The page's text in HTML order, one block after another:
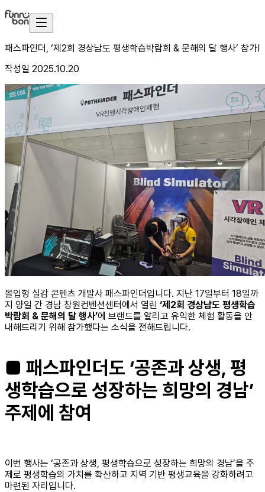
패스파인더, ‘제2회 경상남도 평생학습박람회 & 문해의 달 행사’ 참가!
작성일 2025.10.20
몰입형 실감 콘텐츠 개발사 패스파인더입니다. 지난 17일부터 18일까
지 양일 간 경남 창원컨벤션센터에서 열린 ‘제2회 경상남도 평생학습
박람회 & 문해의 달 행사’에 브랜드를 알리고 유익한 체험 활동을 안
내해드리기 위해 참가했다는 소식을 전해드립니다.
■ 패스파인더도 ‘공존과 상생, 평
생학습으로 성장하는 희망의 경남’
주제에 참여
이번 행사는 ‘공존과 상생, 평생학습으로 성장하는 희망의 경남’을 주
제로 평생학습의 가치를 확산하고 지역 기반 평생교육을 강화하려고
마련된 자리입니다.